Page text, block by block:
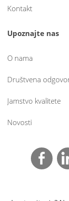
Kontakt
Upoznajte nas
O nama
Društvena
Jamstvo kvalitete
Novosti